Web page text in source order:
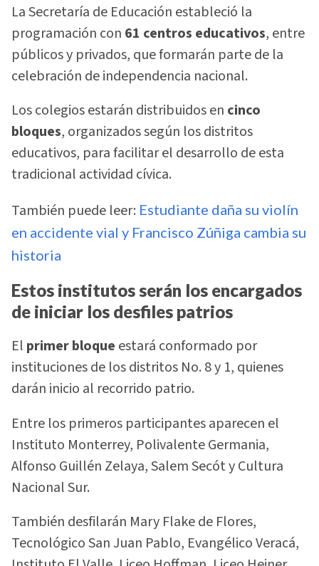
La Secretaría de Educación estableció la
programación con 61 centros educativos, entre
públicos y privados, que formarán parte de la
celebración de independencia nacional.
Los colegios estarán distribuidos en cinco
bloques, organizados según los distritos
educativos, para facilitar el desarrollo de esta
tradicional actividad cívica.
También puede leer: Estudiante daña su violín
en accidente vial y Francisco Zúñiga cambia su
historia
Estos institutos serán los encargados
de iniciar los desfiles patrios
El primer bloque estará conformado por
instituciones de los distritos No. 8 y 1, quienes
darán inicio al recorrido patrio.
Entre los primeros participantes aparecen el
Instituto Monterrey, Polivalente Germania,
Alfonso Guillén Zelaya, Salem Secót y Cultura
Nacional Sur.
También desfilarán Mary Flake de Flores,
Tecnológico San Juan Pablo, Evangélico Veracá,